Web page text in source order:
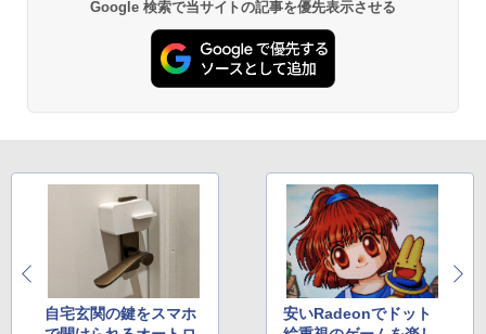
Google 検索で当サイトの記事を優先表示させる
自宅玄関の鍵をスマホ
安いRadeonでドット